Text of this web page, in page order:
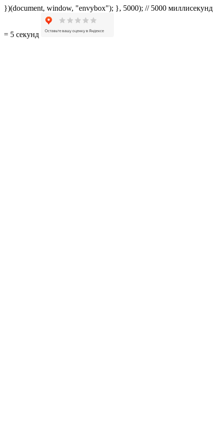
})(document, window, "envybox"); }, 5000); // 5000 миллисекунд
= 5 секунд